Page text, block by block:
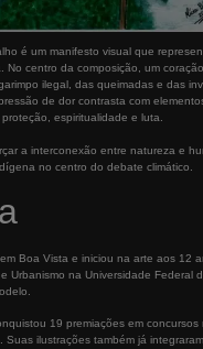
é um manifesto visual que
No centro da composição, um
ilegal, das queimadas e das
de dor contrasta com
espiritualidade e luta.
a interconexão entre natureza e
no centro do debate climático.
Boa Vista e iniciou na arte aos 12
Urbanismo na Universidade Federal
19 premiações em concursos
Suas ilustrações também já